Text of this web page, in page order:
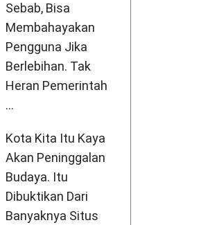
Sebab, Bisa
Membahayakan
Pengguna Jika
Berlebihan. Tak
Heran Pemerintah
...
Kota Kita Itu Kaya
Akan Peninggalan
Budaya. Itu
Dibuktikan Dari
Banyaknya Situs